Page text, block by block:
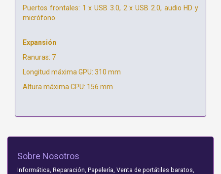
Puertos frontales: 1 x USB 3.0, 2 x USB 2.0, audio HD y
micrófono
Expansión
Ranuras: 7
Longitud máxima GPU: 310 mm
Altura máxima CPU: 156 mm
Sobre Nosotros
Informática, Reparación, Papelería, Venta de portátiles baratos,